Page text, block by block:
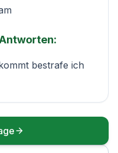
bestrafe ich